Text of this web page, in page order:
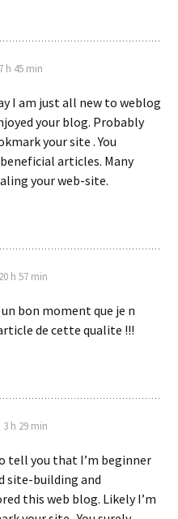
h 45 min
I am just all new to weblog
your blog. Probably
your site . You
articles. Many
your web-site.
h 57 min
un bon moment que je n
de cette qualite !!!
3 h 29 min
tell you that I’m beginner
site-building and
this web blog. Likely I’m